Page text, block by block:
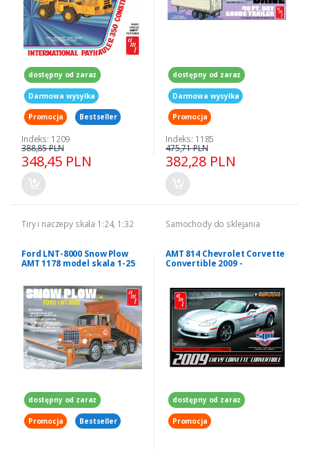
dostępny od zaraz
Darmowa wysyłka
Promocja Bestseller
Indeks: 1209
348,45 PLN
388,85 PLN
dostępny od zaraz
Darmowa wysyłka
Promocja
Indeks: 1185
382,28 PLN
475,71 PLN
Tiry i naczepy skala 1:24, 1:32
Ford LNT-8000 Snow Plow
AMT 1178 model skala 1-25
dostępny od zaraz
Promocja Bestseller
Samochody do sklejania
AMT 814 Chevrolet Corvette
Convertible 2009 -
dostępny od zaraz
Promocja